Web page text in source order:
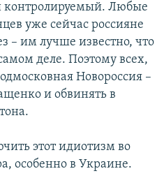
контролируемый. Любые
уже сейчас россияне
– им лучше известно, что
деле. Поэтому всех,
Новороссия –
и обвинять в
этот идиотизм во
особенно в Украине.